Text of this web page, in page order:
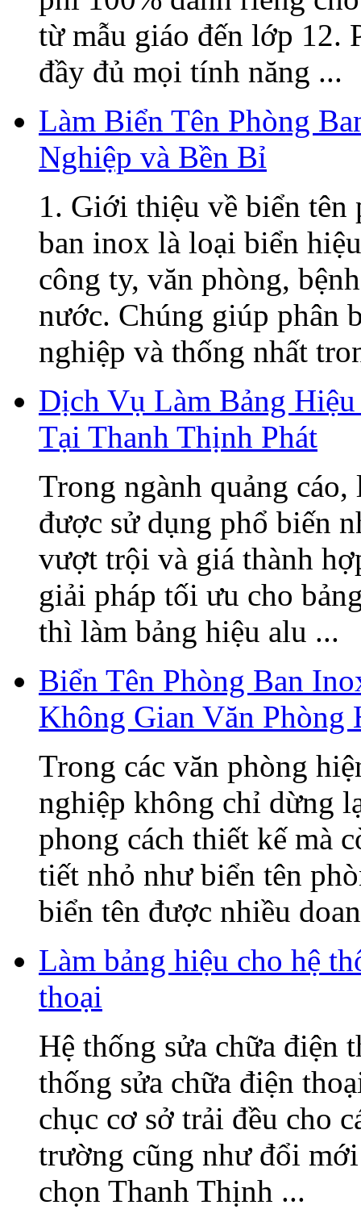
từ mẫu giáo đến lớp 12.
đầy đủ mọi tính năng ...
Làm Biển Tên Phòng
Nghiệp và Bền Bỉ
1. Giới thiệu về biển tên
ban inox là loại biển
công ty, văn phòng,
nước. Chúng giúp phân
nghiệp và thống nhất
Dịch Vụ Làm Bảng
Tại Thanh Thịnh Phát
Trong ngành quảng
được sử dụng phổ biến
vượt trội và giá thành
giải pháp tối ưu cho
thì làm bảng hiệu alu ...
Biển Tên Phòng Ban
Không Gian Văn Phòng
Trong các văn phòng
nghiệp không chỉ dừng
phong cách thiết kế mà
tiết nhỏ như biển tên
biển tên được nhiều
Làm bảng hiệu cho hệ
thoại
Hệ thống sửa chữa điện
thống sửa chữa điện
chục cơ sở trải đều cho
trường cũng như đổi
chọn Thanh Thịnh ...